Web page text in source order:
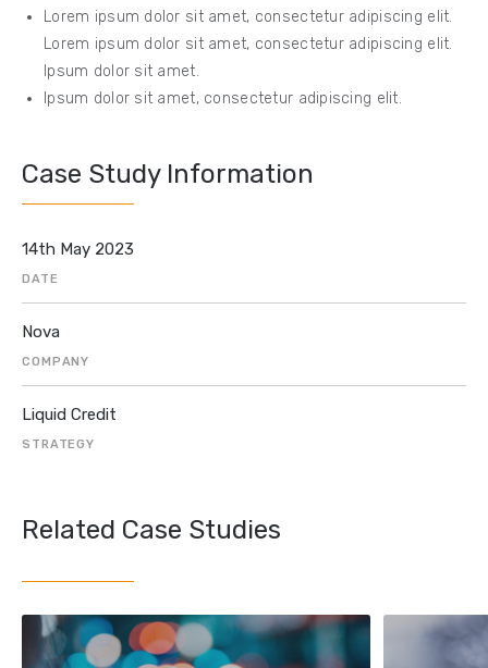
Lorem ipsum dolor sit amet, consectetur adipiscing elit.
Lorem ipsum dolor sit amet, consectetur adipiscing elit.
Ipsum dolor sit amet.
Ipsum dolor sit amet, consectetur adipiscing elit.
Case Study Information
14th May 2023
DATE
Nova
COMPANY
Liquid Credit
STRATEGY
Related Case Studies